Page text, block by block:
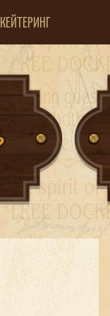
КЕЙТЕРИНГ